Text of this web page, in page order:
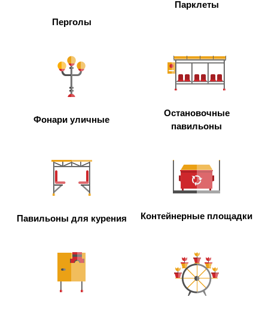
Перголы
Парклеты
Фонари уличные
Остановочные
павильоны
Павильоны для курения Контейнерные площадки